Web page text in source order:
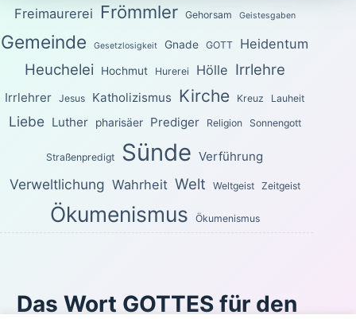
Freimaurerei Frömmler Gehorsam Geistesgaben
Gemeinde Gesetzlosigkeit Gnade GOTT Heidentum
Heuchelei Hochmut Hurerei Hölle Irrlehre
Irrlehrer Jesus Katholizismus Kirche Kreuz Lauheit
Liebe Luther pharisäer Prediger Religion Sonnengott
Straßenpredigt Sünde Verführung
Verweltlichung Wahrheit Welt Weltgeist Zeitgeist
Ökumenismus Ökumenismus
Das Wort GOTTES für den